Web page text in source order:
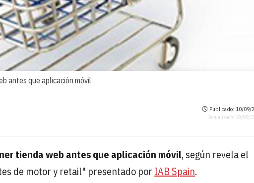
antes que aplicación móvil
Publicado: 10/09/
Actualizado: 10/09/
tienda web antes que aplicación móvil, según revela el
de motor y retail" presentado por IAB Spain.